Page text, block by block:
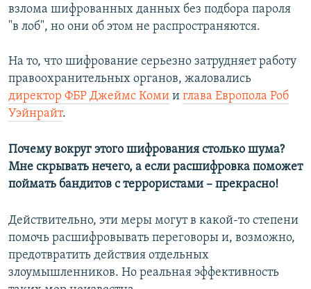
взлома шифрованных данных без подбора пароля
"в лоб", но они об этом не распространяются.
На то, что шифрование серьезно затрудняет работу
правоохранительных органов, жаловались
директор ФБР Джеймс Коми и глава Европола Роб
Уэйнрайт.
Почему вокруг этого шифрования столько шума?
Мне скрывать нечего, а если расшифровка поможет
поймать бандитов с террористами – прекрасно!
Действительно, эти меры могут в какой-то степени
помочь расшифровывать переговоры и, возможно,
предотвратить действия отдельных
злоумышленников. Но реальная эффективность